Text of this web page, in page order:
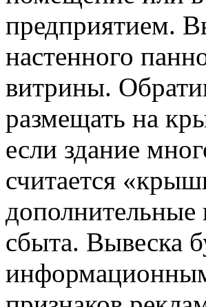
предприятием.
настенного
витрины.
размещать на
если здание
считается
сбыта. Вывеска